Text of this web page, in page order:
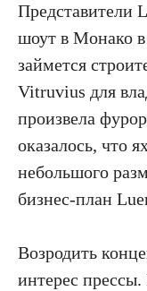
Представители
шоут в Монако в
займется
Vitruvius для
произвела
оказалось, что
небольшого
бизнес-план
Возродить
интерес